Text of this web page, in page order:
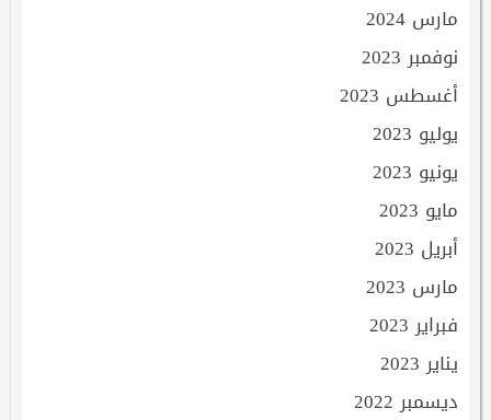
مارس 2024
نوفمبر 2023
أغسطس 2023
يوليو 2023
يونيو 2023
مايو 2023
أبريل 2023
مارس 2023
فبراير 2023
يناير 2023
ديسمبر 2022